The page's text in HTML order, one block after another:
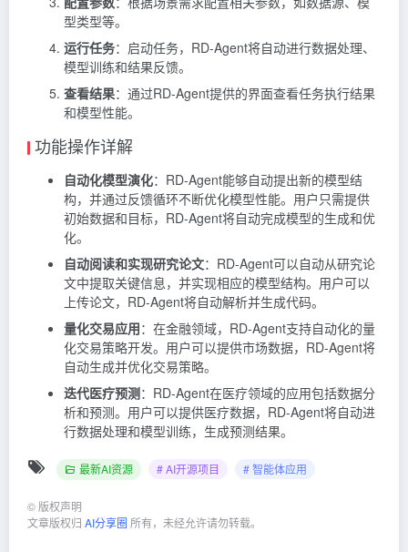
型类型等。
运行任务：启动任务，RD-Agent将自动进行数据处理、
模型训练和结果反馈。
查看结果：通过RD-Agent提供的界面查看任务执行结果
和模型性能。
功能操作详解
自动化模型演化：RD-Agent能够自动提出新的模型结
构，并通过反馈循环不断优化模型性能。用户只需提供
初始数据和目标，RD-Agent将自动完成模型的生成和优
化。
自动阅读和实现研究论文：RD-Agent可以自动从研究论
文中提取关键信息，并实现相应的模型结构。用户可以
上传论文，RD-Agent将自动解析并生成代码。
量化交易应用：在金融领域，RD-Agent支持自动化的量
化交易策略开发。用户可以提供市场数据，RD-Agent将
自动生成并优化交易策略。
迭代医疗预测：RD-Agent在医疗领域的应用包括数据分
析和预测。用户可以提供医疗数据，RD-Agent将自动进
行数据处理和模型训练，生成预测结果。
最新AI资源 # AI开源项目 # 智能体应用
© 版权声明
文章版权归 AI分享圈 所有，未经允许请勿转载。